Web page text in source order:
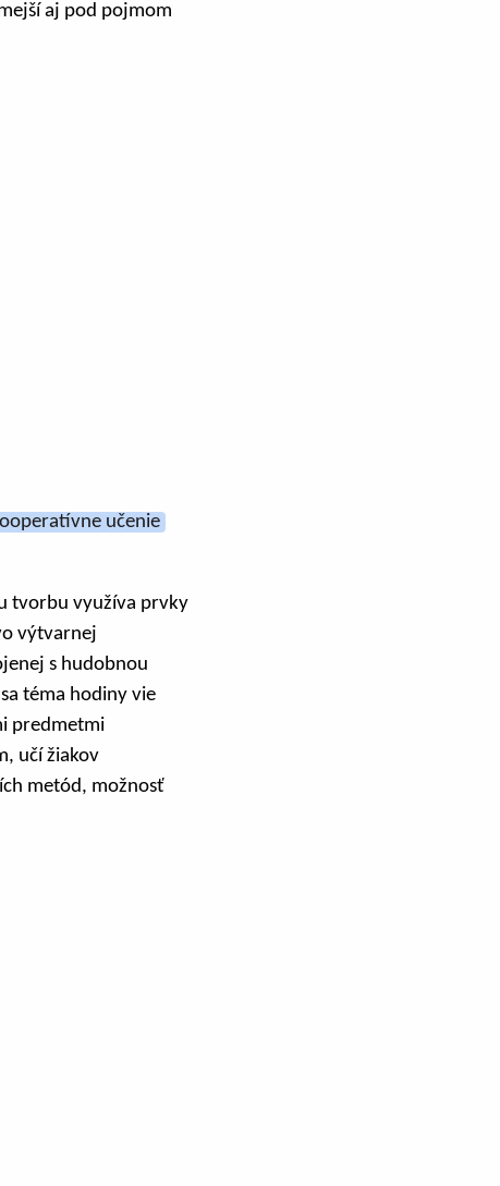
aj pod pojmom
učenie
tvorbu využíva prvky
výtvarnej
s hudobnou
téma hodiny vie
predmetmi
učí žiakov
metód, možnosť